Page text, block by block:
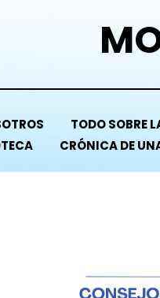
TODO SOBRE
CRÓNICA DE